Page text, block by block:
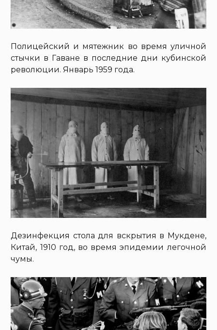
Полицейский и мятежник во время уличной
стычки в Гаване в последние дни кубинской
революции. Январь 1959 года.
Дезинфекция стола для вскрытия в Мукдене,
Китай, 1910 год, во время эпидемии легочной
чумы.